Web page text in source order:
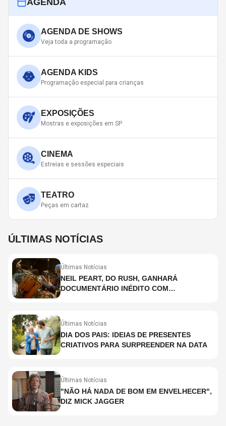
AGENDA DE SHOWS
Veja toda a programação
AGENDA KIDS
Programação especial para crianças
EXPOSIÇÕES
Mostras e exposições em SP
CINEMA
Estreias e sessões especiais
TEATRO
Peças em cartaz
ÚLTIMAS NOTÍCIAS
Últimas Notícias
NEIL PEART, DO RUSH, GANHARÁ
DOCUMENTÁRIO INÉDITO COM
Últimas Notícias
DIA DOS PAIS: IDEIAS DE PRESENTES
CRIATIVOS PARA SURPREENDER NA DATA
Últimas Notícias
"NÃO HÁ NADA DE BOM EM ENVELHECER",
DIZ MICK JAGGER